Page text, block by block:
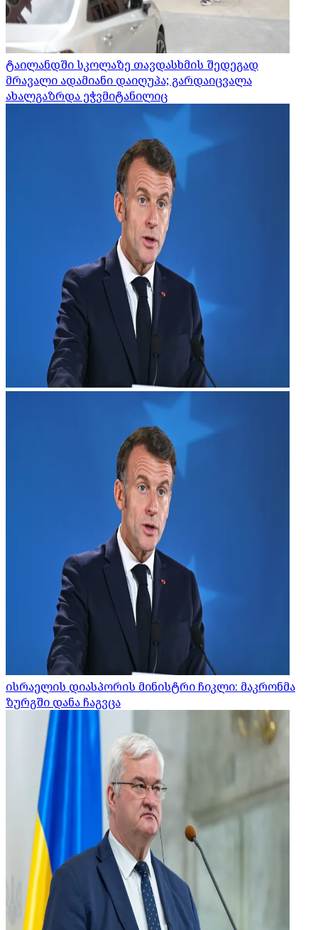
ტაილანდში სკოლაზე თავდასხმის შედეგად
მრავალი ადამიანი დაიღუპა; გარდაიცვალა
ახალგაზრდა ეჭვმიტანილიც
ისრაელის დიასპორის მინისტრი ჩიკლი: მაკრონმა
ზურგში დანა ჩაგვცა